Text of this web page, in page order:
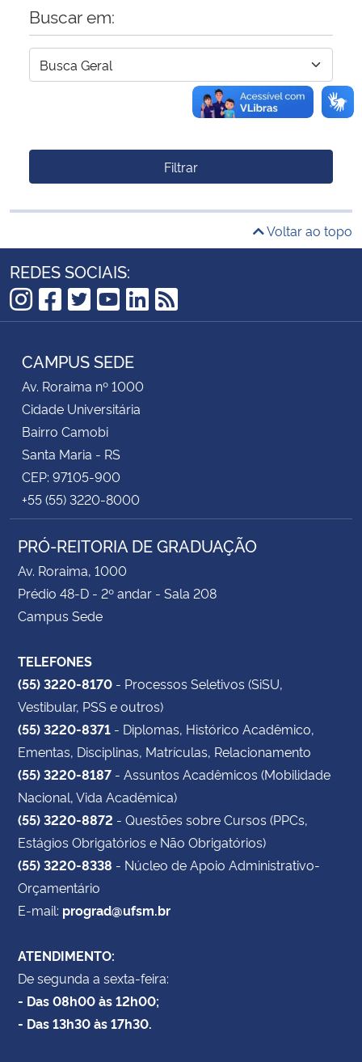
Buscar em:
Filtrar
Voltar ao topo
REDES SOCIAIS:
Instagram
Facebook
Twitter
YouTube
LinkedIn
RSS
CAMPUS SEDE
Av. Roraima nº 1000
Cidade Universitária
Bairro Camobi
Santa Maria - RS
CEP: 97105-900
+55 (55) 3220-8000
PRÓ-REITORIA DE GRADUAÇÃO
Av. Roraima, 1000
Prédio 48-D - 2º andar - Sala 208
Campus Sede
TELEFONES
(55) 3220-8170 - Processos Seletivos (SiSU,
Vestibular, PSS e outros)
(55) 3220-8371 - Diplomas, Histórico Acadêmico,
Ementas, Disciplinas, Matrículas, Relacionamento
(55) 3220-8187 - Assuntos Acadêmicos (Mobilidade
Nacional, Vida Acadêmica)
(55) 3220-8872 - Questões sobre Cursos (PPCs,
Estágios Obrigatórios e Não Obrigatórios)
(55) 3220-8338 - Núcleo de Apoio Administrativo-
Orçamentário
E-mail: prograd@ufsm.br
ATENDIMENTO:
De segunda a sexta-feira:
- Das 08h00 às 12h00;
- Das 13h30 às 17h30.